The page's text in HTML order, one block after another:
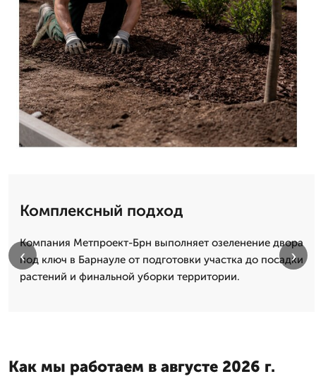
Комплексный подход
Компания Метпроект-Брн выполняет озеленение двора
под ключ в Барнауле от подготовки участка до посадки
растений и финальной уборки территории.
‹ ›
Как мы работаем в августе 2026 г.